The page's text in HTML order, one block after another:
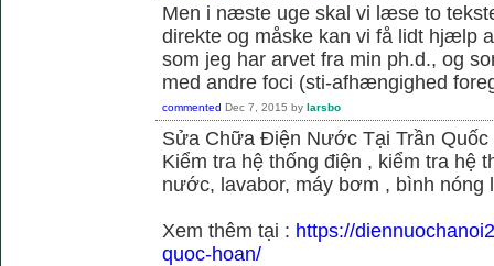
Men i næste uge skal vi læse to
direkte og måske kan vi få lidt hjælp
som jeg har arvet fra min ph.d., og
med andre foci (sti-afhængighed
commented Dec 7, 2015 by larsbo
Sửa Chữa Điện Nước Tại Trần Quốc
Kiểm tra hệ thống điện , kiểm tra hệ
nước, lavabor, máy bơm , bình nóng
Xem thêm tại : https://
quoc-hoan/